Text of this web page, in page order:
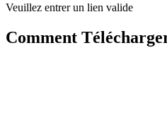
Veuillez entrer un lien valide
Comment